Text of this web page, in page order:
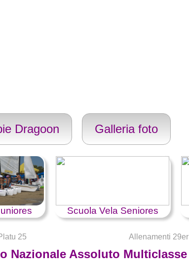
Dragoon Galleria foto
Scuola Vela Seniores
25 Allenamenti 29er
Nazionale Assoluto Multiclasse